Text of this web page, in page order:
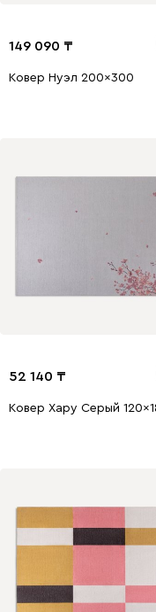
149 090
Ковер Нуэл 200x300
52 140
Ковер Хару Серый